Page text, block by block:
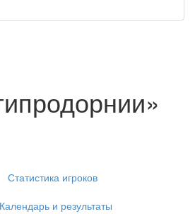
Статистика игроков
Календарь и результаты